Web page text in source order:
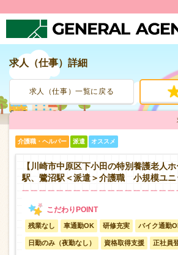
人材派遣サービス
転職支援サービス
登録から就業まで
お問い合わせ
求人（仕事）詳細
求人（仕事）一覧に戻る
介護職・ヘルパー 派遣 オススメ
【川崎市中原区下小田の特別養護老人
駅、鷺沼駅＜派遣＞介護職 小規模ユニ
残業なし 車通勤OK 研修充実 バイク通勤
日勤のみ（夜勤なし） 資格取得支援 正社員